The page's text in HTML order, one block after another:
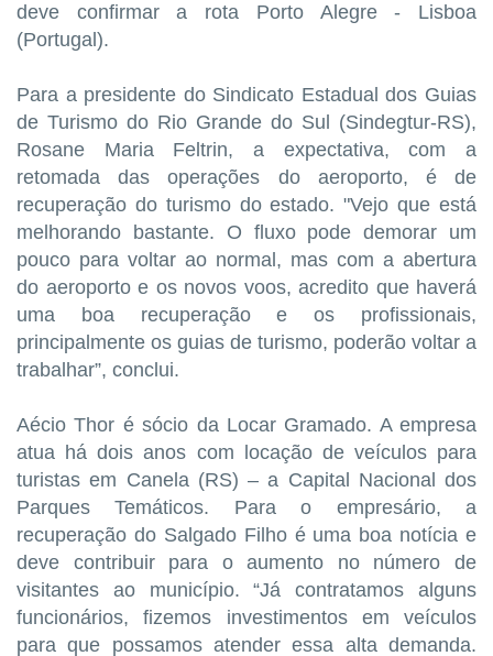
deve confirmar a rota Porto Alegre - Lisboa
(Portugal).
Para a presidente do Sindicato Estadual dos Guias
de Turismo do Rio Grande do Sul (Sindegtur-RS),
Rosane Maria Feltrin, a expectativa, com a
retomada das operações do aeroporto, é de
recuperação do turismo do estado. "Vejo que está
melhorando bastante. O fluxo pode demorar um
pouco para voltar ao normal, mas com a abertura
do aeroporto e os novos voos, acredito que haverá
uma boa recuperação e os profissionais,
principalmente os guias de turismo, poderão voltar a
trabalhar”, conclui.
Aécio Thor é sócio da Locar Gramado. A empresa
atua há dois anos com locação de veículos para
turistas em Canela (RS) – a Capital Nacional dos
Parques Temáticos. Para o empresário, a
recuperação do Salgado Filho é uma boa notícia e
deve contribuir para o aumento no número de
visitantes ao município. “Já contratamos alguns
funcionários, fizemos investimentos em veículos
para que possamos atender essa alta demanda.